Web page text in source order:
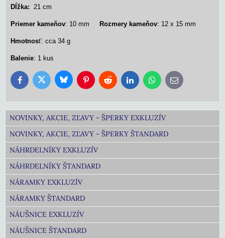
Dĺžka: 21 cm
Priemer kameňov: 10 mm Rozmery kameňov: 12 x 15 mm
Hmotnosť: cca 34 g
Balenie: 1 kus
FacebookTwitter BlueskyPinterestReddit LinkedInWhatsApp
E-
mail
NOVINKY, AKCIE, ZĽAVY - ŠPERKY EXKLUZÍV
NOVINKY, AKCIE, ZĽAVY - ŠPERKY ŠTANDARD
NÁHRDELNÍKY EXKLUZÍV
NÁHRDELNÍKY ŠTANDARD
NÁRAMKY EXKLUZÍV
NÁRAMKY ŠTANDARD
NÁUŠNICE EXKLUZÍV
NÁUŠNICE ŠTANDARD